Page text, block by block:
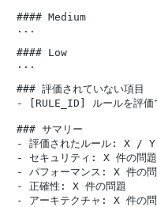
#### Medium
...
#### Low
...
### 評価されていない項目
- [RULE_ID] ルールを評価
### サマリー
- 評価されたルール: X / Y
- セキュリティ: X 件の
- パフォーマンス: X 件の
- 正確性: X 件の問題
- アーキテクチャ: X 件の